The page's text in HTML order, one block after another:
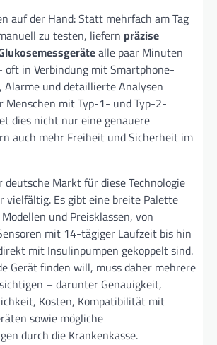
auf der Hand: Statt mehrfach am Tag
zu testen, liefern präzise
alle paar Minuten
oft in Verbindung mit Smartphone-
Alarme und detaillierte Analysen
Menschen mit Typ-1- und Typ-2-
dies nicht nur eine genauere
auch mehr Freiheit und Sicherheit im
Markt für diese Technologie
vielfältig. Es gibt eine breite Palette
und Preisklassen, von
mit 14-tägiger Laufzeit bis hin
mit Insulinpumpen gekoppelt sind.
Gerät finden will, muss daher mehrere
– darunter Genauigkeit,
Kosten, Kompatibilität mit
sowie mögliche
durch die Krankenkasse.